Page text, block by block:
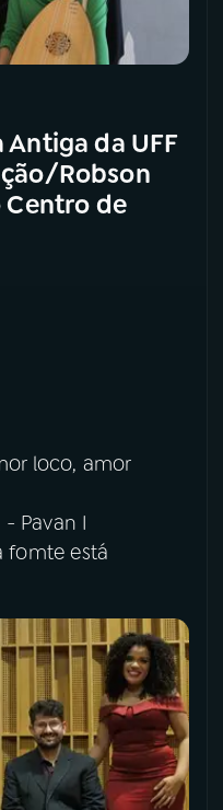
da UFF
Robson
de
loco, amor
- Pavan I
fomte está